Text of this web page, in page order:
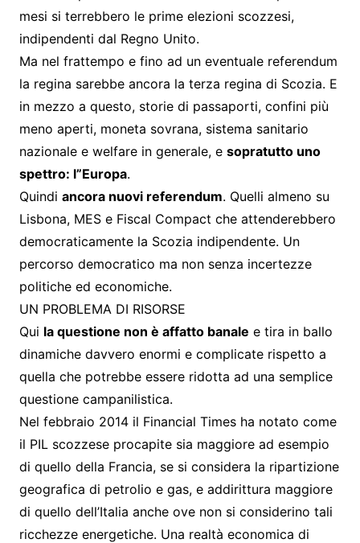
mesi si terrebbero le prime elezioni scozzesi,
indipendenti dal Regno Unito.
Ma nel frattempo e fino ad un eventuale referendum
la regina sarebbe ancora la terza regina di Scozia. E
in mezzo a questo, storie di passaporti, confini più
meno aperti, moneta sovrana, sistema sanitario
nazionale e welfare in generale, e sopratutto uno
spettro: l”Europa.
Quindi ancora nuovi referendum. Quelli almeno su
Lisbona, MES e Fiscal Compact che attenderebbero
democraticamente la Scozia indipendente. Un
percorso democratico ma non senza incertezze
politiche ed economiche.
UN PROBLEMA DI RISORSE
Qui la questione non è affatto banale e tira in ballo
dinamiche davvero enormi e complicate rispetto a
quella che potrebbe essere ridotta ad una semplice
questione campanilistica.
Nel febbraio 2014 il Financial Times ha notato come
il PIL scozzese procapite sia maggiore ad esempio
di quello della Francia, se si considera la ripartizione
geografica di petrolio e gas, e addirittura maggiore
di quello dell’Italia anche ove non si considerino tali
ricchezze energetiche. Una realtà economica di